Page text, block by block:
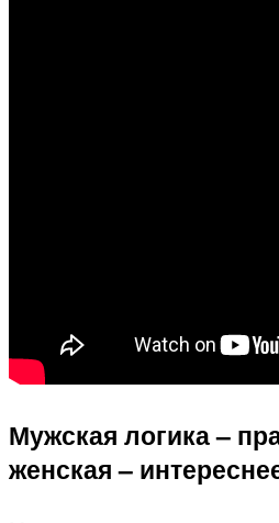
Мужская логика –
женская –